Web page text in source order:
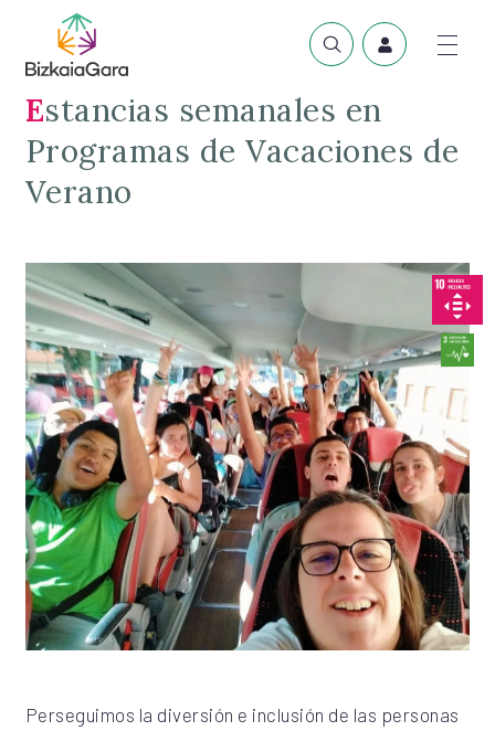
Estancias semanales en
Programas de Vacaciones de
Verano
Perseguimos la diversión e inclusión de las personas